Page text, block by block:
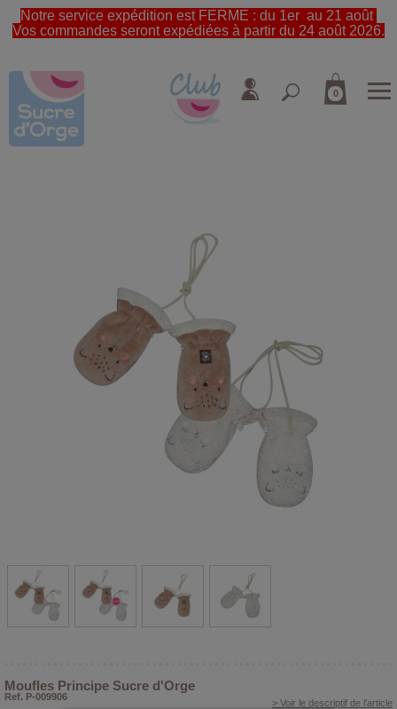
Notre service expédition est FERME : du 1er au 21 août
Vos commandes seront expédiées à partir du 24 août 2026.
0
Moufles Principe Sucre d'Orge
Ref. P-009906
> Voir le descriptif de l'article